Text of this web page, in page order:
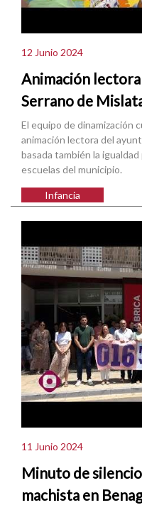
12 Junio 2024
Animación
Serrano de
El equipo de dinamización
animación lectora del
basada también la
escuelas del municipio.
Infancia
11 Junio 2024
Minuto de
machista en